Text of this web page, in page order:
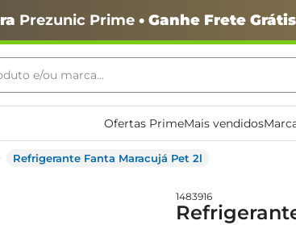
Prezunic Prime• Ganhe Frete
e/ou marca...
Ofertas PrimeMais vendidos
Refrigerante Fanta Maracujá Pet 2l
1483916